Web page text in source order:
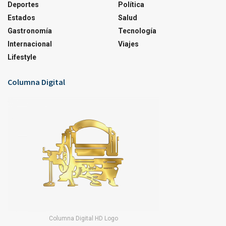
Deportes
Estados
Gastronomía
Internacional
Lifestyle
Política
Salud
Tecnología
Viajes
Columna Digital
Columna Digital HD Logo